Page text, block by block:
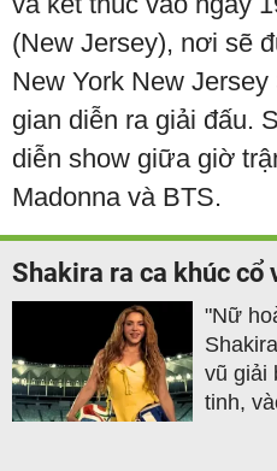
(New Jersey), nơi sẽ
New York New
gian diễn ra giải đấu.
diễn show giữa giờ
Madonna và BTS.
Shakira ra ca khúc cổ
"Nữ
vũ giải
tinh,